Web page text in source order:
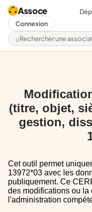
Assoce
Rechercher une
Connexion
(titre, objet,
gestion,
Cet outil permet uniquement de pré-remplir le CERFA
13972*03 avec les
publiquement. Ce
des modifications ou
l'administration